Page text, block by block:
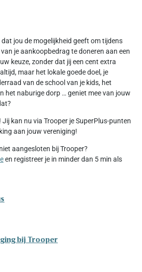
jou de mogelijkheid geeft om tijdens
je aankoopbedrag te doneren aan een
keuze, zonder dat jij een cent extra
maar het lokale goede doel, je
van de school van je kids, het
het naburige dorp … geniet mee van jouw
kan nu via Trooper je SuperPlus-punten
aan jouw vereniging!
aangesloten bij Trooper?
en registreer je in minder dan 5 min als
bij Trooper